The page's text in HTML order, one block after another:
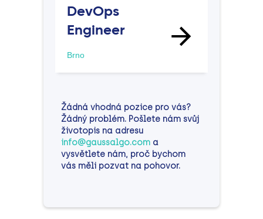
DevOps
Engineer
Brno
Žádná vhodná pozice pro vás?
Žádný problém. Pošlete nám svůj
životopis na adresu
info@gaussalgo.com a
vysvětlete nám, proč bychom
vás měli pozvat na pohovor.